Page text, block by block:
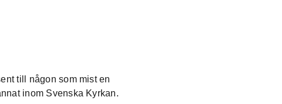
till någon som mist en
inom Svenska Kyrkan.